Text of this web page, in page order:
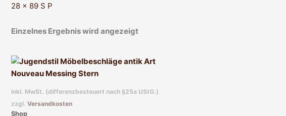
28 x 89 S P
Einzelnes Ergebnis wird angezeigt
inkl. MwSt. (differenzbesteuert nach §25a UStG.)
zzgl. Versandkosten
Shop
Dieses
Produkt
Varianten